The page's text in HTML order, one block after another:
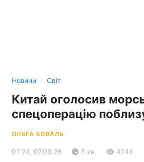
Новини › Світ
Китай оголосив
спецоперацію
ОЛЬГА КОВАЛЬ
01:24, 07.06.26 3 хв. 4244